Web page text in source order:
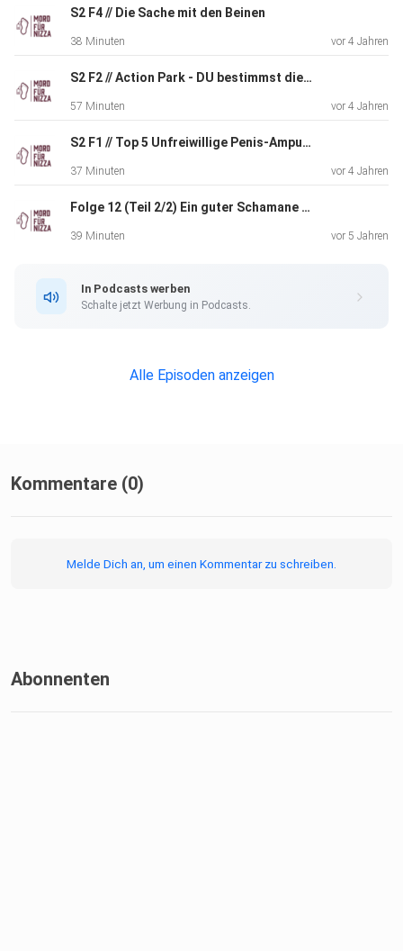
S2 F4 // Die Sache mit den Beinen
38 Minuten vor 4 Jahren
S2 F2 // Action Park - DU bestimmst die Action
57 Minuten vor 4 Jahren
S2 F1 // Top 5 Unfreiwillige Penis-Amputationen
37 Minuten vor 4 Jahren
Folge 12 (Teil 2/2) Ein guter Schamane ist richtig wichtig
39 Minuten vor 5 Jahren
In Podcasts werben
Schalte jetzt Werbung in Podcasts.
Alle Episoden anzeigen
Kommentare (0)
Melde Dich an, um einen Kommentar zu schreiben.
Abonnenten